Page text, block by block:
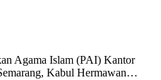
Agama Islam (PAI) Kantor
Kabul Hermawan…